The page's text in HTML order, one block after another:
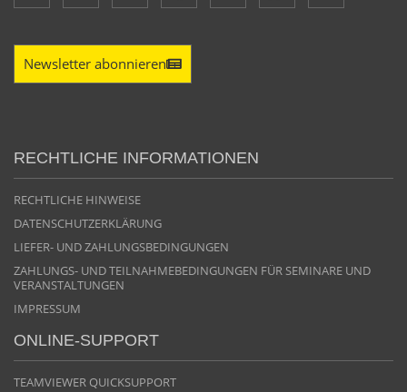
Newsletter abonnieren
RECHTLICHE INFORMATIONEN
RECHTLICHE HINWEISE
DATENSCHUTZERKLÄRUNG
LIEFER- UND ZAHLUNGSBEDINGUNGEN
ZAHLUNGS- UND TEILNAHMEBEDINGUNGEN FÜR SEMINARE UND
VERANSTALTUNGEN
IMPRESSUM
ONLINE-SUPPORT
TEAMVIEWER QUICKSUPPORT